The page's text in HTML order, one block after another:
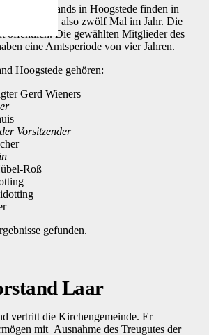
in Hoogstede finden in
Monat statt, also zwölf Mal im Jahr. Die
öffentlich. Die gewählten Mitglieder des
eine Amtsperiode von vier Jahren.
Hoogstede gehören:
Gerd Wieners
Vorsitzender
Roß
gefunden.
Laar
vertritt die Kirchengemeinde. Er
mit Ausnahme des Treugutes der